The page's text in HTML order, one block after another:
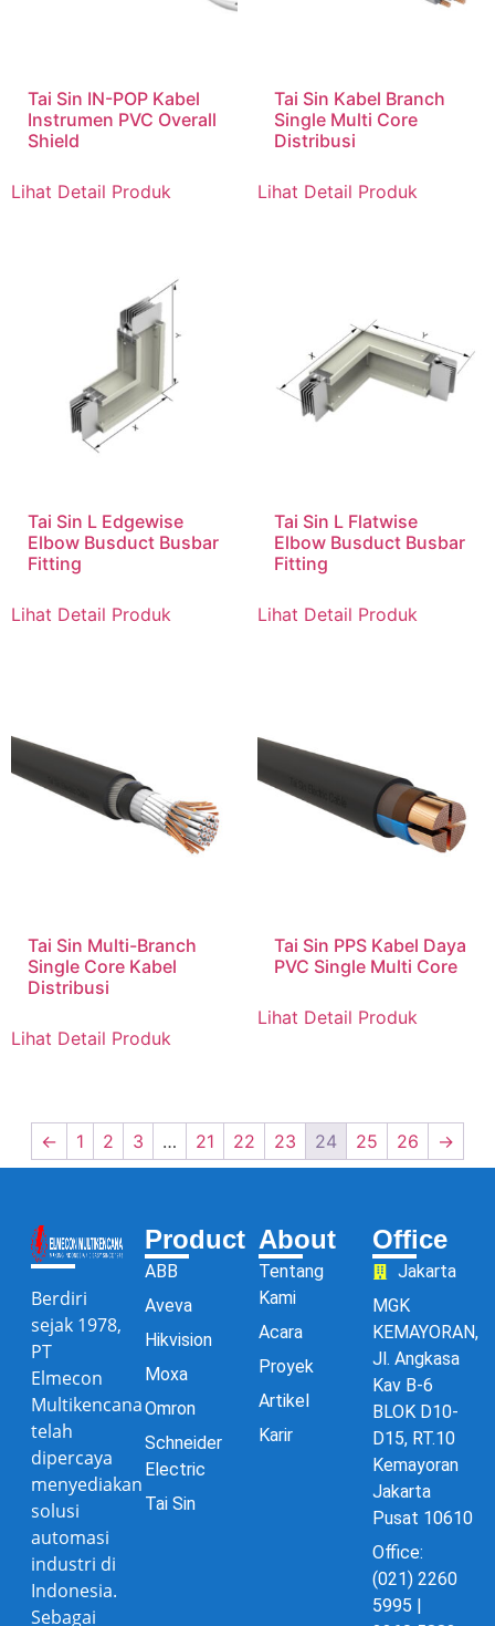
Tai Sin IN-POP Kabel
Instrumen PVC Overall
Shield
Lihat Detail Produk
Tai Sin Kabel Branch
Single Multi Core
Distribusi
Lihat Detail Produk
Tai Sin L Edgewise
Elbow Busduct Busbar
Fitting
Lihat Detail Produk
Tai Sin L Flatwise
Elbow Busduct Busbar
Fitting
Lihat Detail Produk
Tai Sin Multi-Branch
Single Core Kabel
Distribusi
Lihat Detail Produk
Tai Sin PPS Kabel Daya
PVC Single Multi Core
Lihat Detail Produk
← 1 2 3 … 21 22 23 24 25 26 →
Berdiri
sejak 1978,
PT
Elmecon
Multikencana
telah
dipercaya
menyediakan
solusi
automasi
industri di
Indonesia.
Sebagai
Product
ABB
Aveva
Hikvision
Moxa
Omron
Schneider
Electric
Tai Sin
About
Tentang
Kami
Acara
Proyek
Artikel
Karir
Office
Jakarta
MGK
KEMAYORAN,
Jl. Angkasa
Kav B-6
BLOK D10-
D15, RT.10
Kemayoran
Jakarta
Pusat 10610
Office:
(021) 2260
5995 |